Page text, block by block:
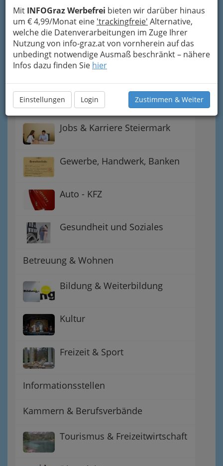
Mit INFOGraz Werbefrei bieten wir darüber hinaus
um € 4,99/Monat eine 'trackingfreie' Alternative,
welche die Datenverarbeitungen im Zuge Ihrer
Nutzung von info-graz.at von vornherein auf das
unbedingt notwendige Ausmaß beschränkt – nähere
Infos dazu finden Sie hier
Einstellungen Login Zustimmen & Weiter
Gutschein-Welt: von myToys
bis H&M, C&A u.v.m.
Gewinnspiele - Lokale
Gutscheine
Notdienste für (fast) alle Fälle
Jobs & Karriere Steiermark
Gewerbe, Handwerk, Banken
Auto - KFZ
Gesundheit und Soziales
Betreuung & Wohnen
Bildung & Weiterbildung
Kultur
Freizeit & Sport
Informationsstellen
Kammern & Berufsverbände
Tourismus & Freizeitwirtschaft